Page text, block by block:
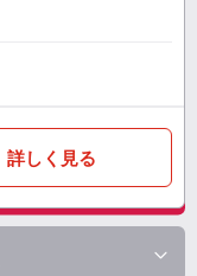
詳しく見る